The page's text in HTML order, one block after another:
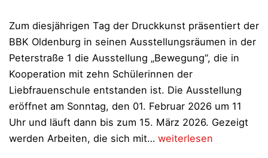
Zum diesjährigen Tag der Druckkunst präsentiert der
BBK Oldenburg in seinen Ausstellungsräumen in der
Peterstraße 1 die Ausstellung „Bewegung“, die in
Kooperation mit zehn Schülerinnen der
Liebfrauenschule entstanden ist. Die Ausstellung
eröffnet am Sonntag, den 01. Februar 2026 um 11
Uhr und läuft dann bis zum 15. März 2026. Gezeigt
werden Arbeiten, die sich mit… BBK
weiterlesen